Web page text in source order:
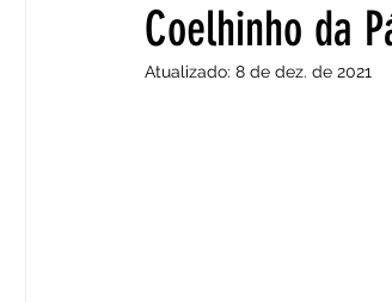
Culinária Francófona
Coelhinho da
Atualizado: 8 de dez. de 2021